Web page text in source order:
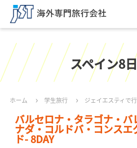
スペイン8
ホーム 学生旅行 ジェイエスティで
バルセロナ・タラゴナ・バ
ナダ・コルドバ・コンスエ
ド- 8DAY